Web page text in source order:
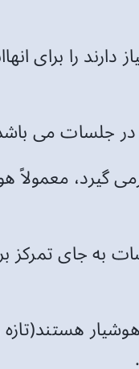
را برای
در جلسات می
گیرد،
به جای